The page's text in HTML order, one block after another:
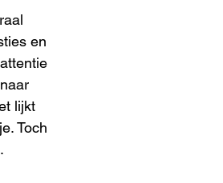
en
lijkt
Toch